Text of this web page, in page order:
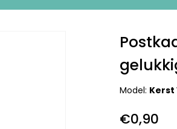
Model: Kerst
€0,90